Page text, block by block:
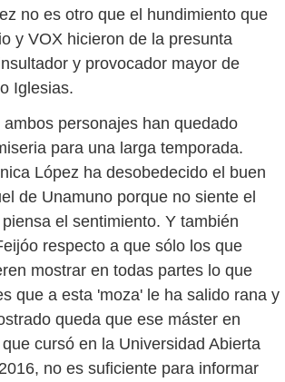
no es otro que el hundimiento que
y VOX hicieron de la presunta
y provocador mayor de
Iglesias.
personajes han quedado
para una larga temporada.
López ha desobedecido el buen
de Unamuno porque no siente el
el sentimiento. Y también
respecto a que sólo los que
mostrar en todas partes lo que
que a esta 'moza' le ha salido rana y
queda que ese máster en
cursó en la Universidad Abierta
no es suficiente para informar